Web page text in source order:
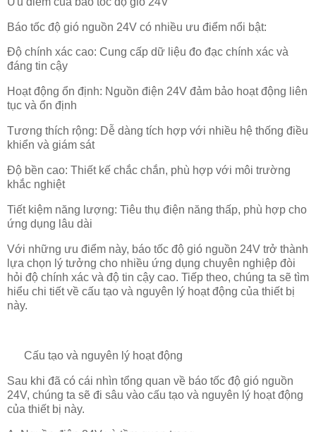
Báo tốc độ gió nguồn 24V có nhiều ưu điểm nổi bật:
Độ chính xác cao: Cung cấp dữ liệu đo đạc chính xác và
đáng tin cậy
Hoạt động ổn định: Nguồn điện 24V đảm bảo hoạt động liên
tục và ổn định
Tương thích rộng: Dễ dàng tích hợp với nhiều hệ thống điều
khiển và giám sát
Độ bền cao: Thiết kế chắc chắn, phù hợp với môi trường
khắc nghiệt
Tiết kiệm năng lượng: Tiêu thụ điện năng thấp, phù hợp cho
ứng dụng lâu dài
Với những ưu điểm này, báo tốc độ gió nguồn 24V trở thành
lựa chọn lý tưởng cho nhiều ứng dụng chuyên nghiệp đòi
hỏi độ chính xác và độ tin cậy cao. Tiếp theo, chúng ta sẽ tìm
hiểu chi tiết về cấu tạo và nguyên lý hoạt động của thiết bị
này.
Cấu tạo và nguyên lý hoạt động
Sau khi đã có cái nhìn tổng quan về báo tốc độ gió nguồn
24V, chúng ta sẽ đi sâu vào cấu tạo và nguyên lý hoạt động
của thiết bị này.